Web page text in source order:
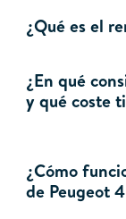
¿Qué es el
¿En qué
y qué coste
¿Cómo
de Peugeot